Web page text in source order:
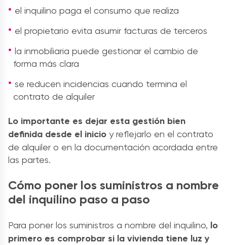
el inquilino paga el consumo que realiza
el propietario evita asumir facturas de terceros
la inmobiliaria puede gestionar el cambio de
forma más clara
se reducen incidencias cuando termina el
contrato de alquiler
Lo importante es dejar esta gestión bien
definida desde el inicio y reflejarlo en el contrato
de alquiler o en la documentación acordada entre
las partes.
Cómo poner los suministros a nombre
del inquilino paso a paso
Para poner los suministros a nombre del inquilino, lo
primero es comprobar si la vivienda tiene luz y